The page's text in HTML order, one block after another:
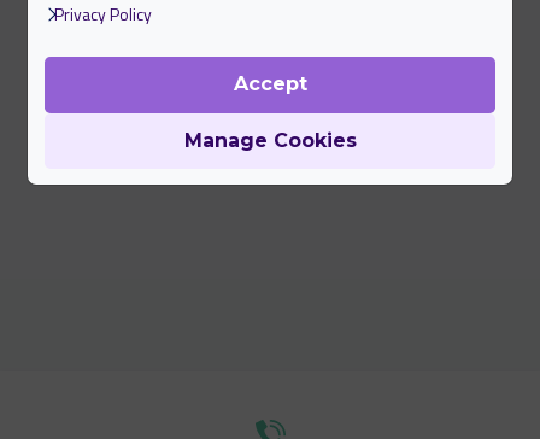
Privacy Policy
Manage Cookies
Accept